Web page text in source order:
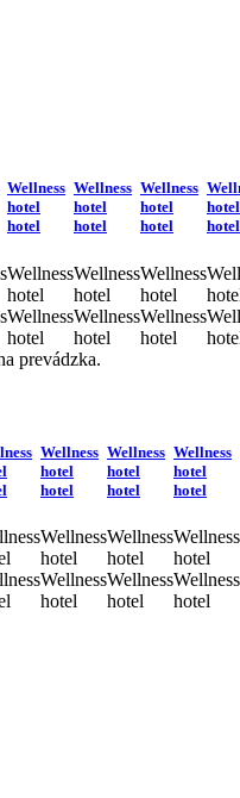
Wellness
hotel
hotel
Wellness
hotel
Wellness
hotel
Wellness
hotel
hotel
Wellness
hotel
Wellness
hotel
Wellness
hotel
hotel
Wellness
hotel
Wellness
hotel
hotel
hotel
prevádzka.
Wellness
hotel
hotel
Wellness
hotel
Wellness
hotel
Wellness
hotel
hotel
Wellness
hotel
Wellness
hotel
Wellness
hotel
hotel
Wellness
hotel
Wellness
hotel